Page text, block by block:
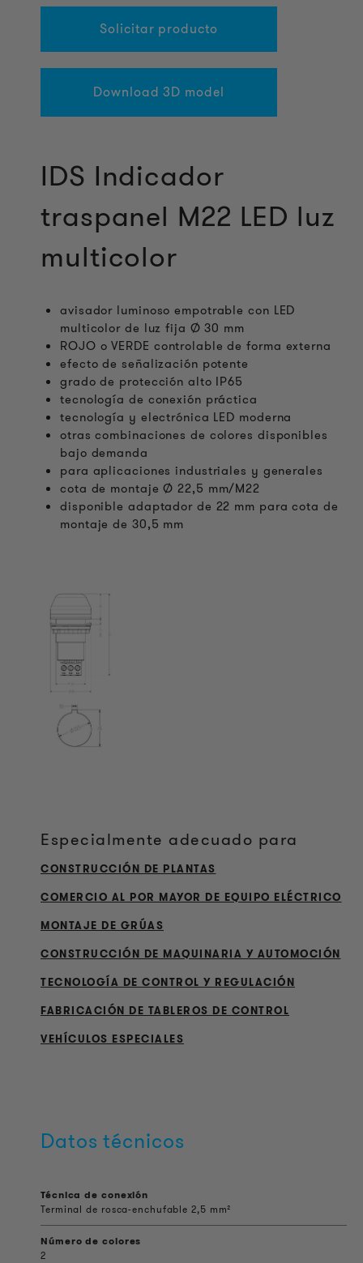
Solicitar producto
Download 3D model
IDS Indicador
traspanel M22 LED luz
multicolor
avisador luminoso empotrable con LED
multicolor de luz fija Ø 30 mm
ROJO o VERDE controlable de forma externa
efecto de señalización potente
grado de protección alto IP65
tecnología de conexión práctica
tecnología y electrónica LED moderna
otras combinaciones de colores disponibles
bajo demanda
para aplicaciones industriales y generales
cota de montaje Ø 22,5 mm/M22
disponible adaptador de 22 mm para cota de
montaje de 30,5 mm
Especialmente adecuado para
CONSTRUCCIÓN DE PLANTAS
COMERCIO AL POR MAYOR DE EQUIPO ELÉCTRICO
MONTAJE DE GRÚAS
CONSTRUCCIÓN DE MAQUINARIA Y AUTOMOCIÓN
TECNOLOGÍA DE CONTROL Y REGULACIÓN
FABRICACIÓN DE TABLEROS DE CONTROL
VEHÍCULOS ESPECIALES
Datos técnicos
Técnica de conexión
Terminal de rosca-enchufable 2,5 mm²
Número de colores
2